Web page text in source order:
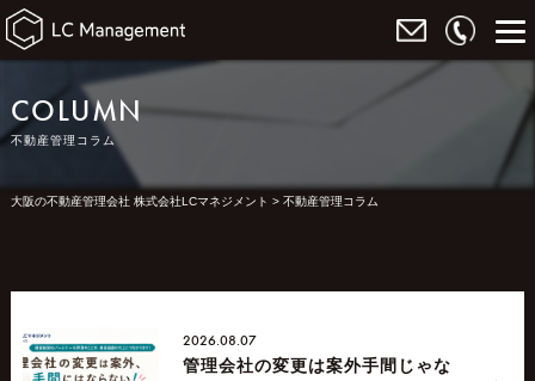
COLUMN
不動産管理コラム
大阪の不動産管理会社 株式会社LCマネジメント > 不動産管理コラム
2026.08.07
管理会社の変更は案外手間じゃな